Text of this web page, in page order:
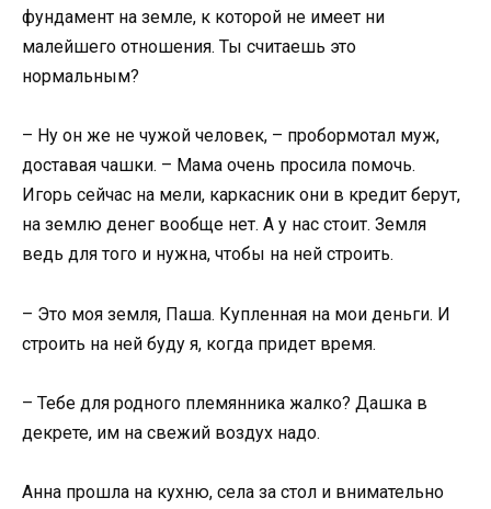
фундамент на земле, к которой не имеет ни
малейшего отношения. Ты считаешь это
нормальным?
– Ну он же не чужой человек, – пробормотал муж,
доставая чашки. – Мама очень просила помочь.
Игорь сейчас на мели, каркасник они в кредит берут,
на землю денег вообще нет. А у нас стоит. Земля
ведь для того и нужна, чтобы на ней строить.
– Это моя земля, Паша. Купленная на мои деньги. И
строить на ней буду я, когда придет время.
– Тебе для родного племянника жалко? Дашка в
декрете, им на свежий воздух надо.
Анна прошла на кухню, села за стол и внимательно